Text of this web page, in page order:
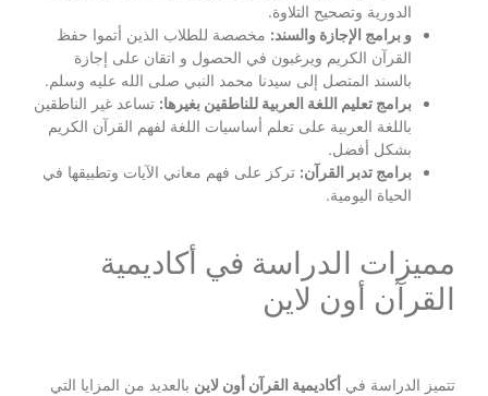
الدورية وتصحيح التلاوة.
و برامج الإجازة والسند: مخصصة للطلاب الذين أتموا حفظ
القرآن الكريم ويرغبون في الحصول و اتقان على إجازة
بالسند المتصل إلى سيدنا محمد النبي صلى الله عليه وسلم.
برامج تعليم اللغة العربية للناطقين بغيرها: تساعد غير الناطقين
باللغة العربية على تعلم أساسيات اللغة لفهم القرآن الكريم
بشكل أفضل.
برامج تدبر القرآن: تركز على فهم معاني الآيات وتطبيقها في
الحياة اليومية.
مميزات الدراسة في أكاديمية
القرآن أون لاين
تتميز الدراسة في أكاديمية القرآن أون لاين بالعديد من المزايا التي